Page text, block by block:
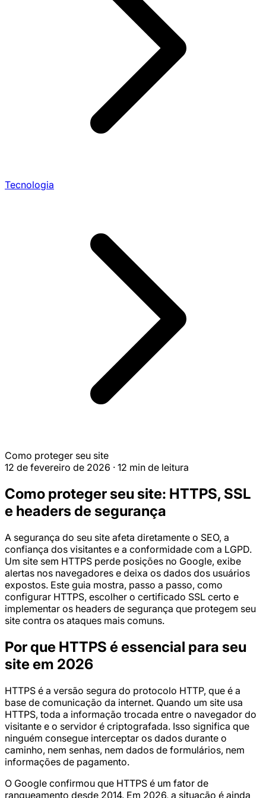
Tecnologia
Como proteger seu site
12 de fevereiro de 2026 · 12 min de leitura
Como proteger seu site: HTTPS, SSL
e headers de segurança
A segurança do seu site afeta diretamente o SEO, a
confiança dos visitantes e a conformidade com a LGPD.
Um site sem HTTPS perde posições no Google, exibe
alertas nos navegadores e deixa os dados dos usuários
expostos. Este guia mostra, passo a passo, como
configurar HTTPS, escolher o certificado SSL certo e
implementar os headers de segurança que protegem seu
site contra os ataques mais comuns.
Por que HTTPS é essencial para seu
site em 2026
HTTPS é a versão segura do protocolo HTTP, que é a
base de comunicação da internet. Quando um site usa
HTTPS, toda a informação trocada entre o navegador do
visitante e o servidor é criptografada. Isso significa que
ninguém consegue interceptar os dados durante o
caminho, nem senhas, nem dados de formulários, nem
informações de pagamento.
O Google confirmou que HTTPS é um fator de
ranqueamento desde 2014. Em 2026, a situação é ainda